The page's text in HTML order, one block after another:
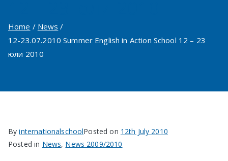
Home
News
12-23.07.2010 Summer English in Action School 12 – 23
юли 2010
ByinternationalschoolPosted on 12th July 2010
Posted in News, News 2009/2010